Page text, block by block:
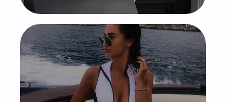
Шоппинг в модных бутиках